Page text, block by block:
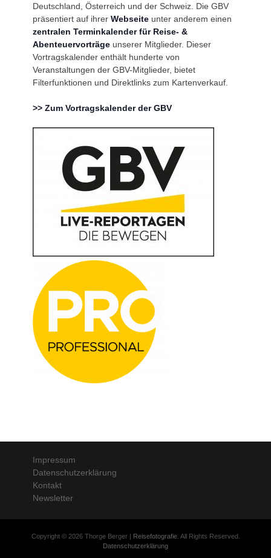
Deutschland, Österreich und der Schweiz. Die GBV
präsentiert auf ihrer Webseiteunter anderem einen
zentralen Terminkalender für Reise- &
Abenteuervorträgeunserer Mitglieder. Dieser
Vortragskalender enthält hunderte von
Veranstaltungen der GBV-Mitglieder, bietet
Filterfunktionen und Direktlinks zum Kartenverkauf.
>> Zum Vortragskalender der GBV
Impressum
Datenschutzerklärung
Kontakt
Newsletter
Copyright © 2026 Thorge Berger | Reisefotografie. All Rights Reserved.
Datenschutzerklärung